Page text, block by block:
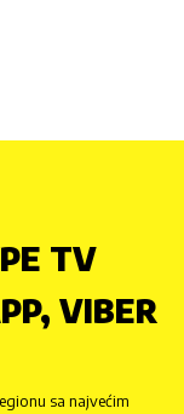
TV
VIBER
sa najvećim